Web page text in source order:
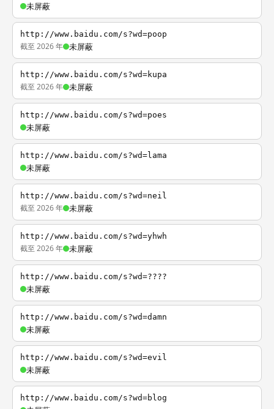
未屏蔽
http://www.baidu.com/s?wd=poop
截至 2026 年 未屏蔽
http://www.baidu.com/s?wd=kupa
截至 2026 年 未屏蔽
http://www.baidu.com/s?wd=poes
未屏蔽
http://www.baidu.com/s?wd=lama
未屏蔽
http://www.baidu.com/s?wd=neil
截至 2026 年 未屏蔽
http://www.baidu.com/s?wd=yhwh
截至 2026 年 未屏蔽
http://www.baidu.com/s?wd=????
未屏蔽
http://www.baidu.com/s?wd=damn
未屏蔽
http://www.baidu.com/s?wd=evil
未屏蔽
http://www.baidu.com/s?wd=blog